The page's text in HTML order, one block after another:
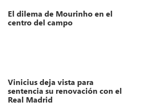
El dilema de Mourinho en el
centro del campo
Vinicius deja vista para
sentencia su renovación con el
Real Madrid